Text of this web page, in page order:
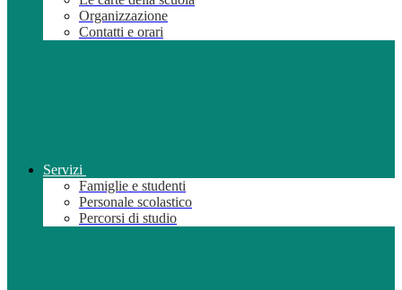
Organizzazione
Contatti e orari
Servizi
Famiglie e studenti
Personale scolastico
Percorsi di studio